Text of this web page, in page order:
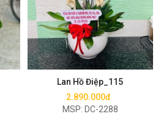
Lan Hồ Điệp_115
2.890.000đ
MSP: DC-2288
Mua ngay